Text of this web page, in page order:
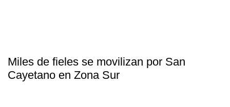
Miles de fieles se movilizan por San
Cayetano en Zona Sur